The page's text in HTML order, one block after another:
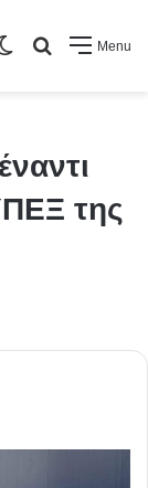
Menu
Search
Switch
της